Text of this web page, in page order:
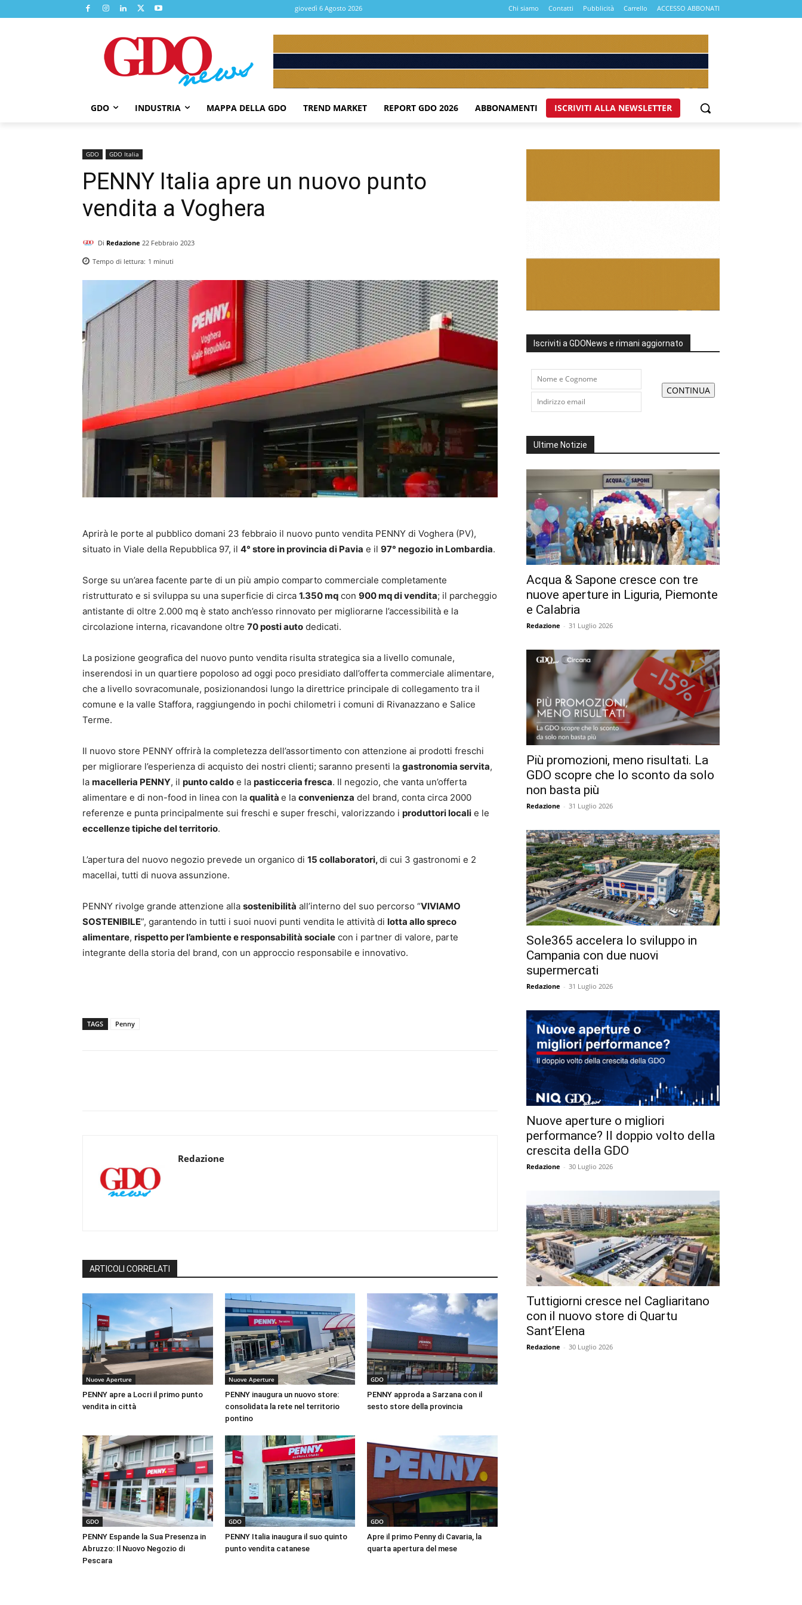
giovedì 6 Agosto 2026 Chi siamo Contatti Pubblicità Carrello ACCESSO ABBONATI
GDO INDUSTRIA MAPPA DELLA GDO TREND MARKET REPORT GDO 2026 ABBONAMENTI ISCRIVITI ALLA NEWSLETTER
GDO GDO Italia
PENNY Italia apre un nuovo punto
vendita a Voghera
Di Redazione 22 Febbraio 2023
Tempo di lettura: 1 minuti
Aprirà le porte al pubblico domani 23 febbraio il nuovo punto vendita PENNY di Voghera (PV),
situato in Viale della Repubblica 97, il 4° store in provincia di Pavia e il 97° negozio in Lombardia.
Sorge su un’area facente parte di un più ampio comparto commerciale completamente
ristrutturato e si sviluppa su una superficie di circa 1.350 mq con 900 mq di vendita; il parcheggio
antistante di oltre 2.000 mq è stato anch’esso rinnovato per migliorarne l’accessibilità e la
circolazione interna, ricavandone oltre 70 posti auto dedicati.
La posizione geografica del nuovo punto vendita risulta strategica sia a livello comunale,
inserendosi in un quartiere popoloso ad oggi poco presidiato dall’offerta commerciale alimentare,
che a livello sovracomunale, posizionandosi lungo la direttrice principale di collegamento tra il
comune e la valle Staffora, raggiungendo in pochi chilometri i comuni di Rivanazzano e Salice
Terme.
Il nuovo store PENNY offrirà la completezza dell’assortimento con attenzione ai prodotti freschi
per migliorare l’esperienza di acquisto dei nostri clienti; saranno presenti la gastronomia servita,
la macelleria PENNY, il punto caldo e la pasticceria fresca. Il negozio, che vanta un’offerta
alimentare e di non-food in linea con la qualità e la convenienza del brand, conta circa 2000
referenze e punta principalmente sui freschi e super freschi, valorizzando i produttori locali e le
eccellenze tipiche del territorio.
L’apertura del nuovo negozio prevede un organico di 15 collaboratori,di cui 3 gastronomi e 2
macellai, tutti di nuova assunzione.
PENNY rivolge grande attenzione alla sostenibilità all’interno del suo percorso “VIVIAMO
SOSTENIBILE”, garantendo in tutti i suoi nuovi punti vendita le attività di lotta allo spreco
alimentare, rispetto per l’ambiente e responsabilità sociale con i partner di valore, parte
integrante della storia del brand, con un approccio responsabile e innovativo.
TAGS Penny
Redazione
ARTICOLI CORRELATI
Nuove Aperture
PENNY apre a Locri il primo punto
vendita in città
Nuove Aperture
PENNY inaugura un nuovo store:
consolidata la rete nel territorio
pontino
GDO
PENNY approda a Sarzana con il
sesto store della provincia
GDO
PENNY Espande la Sua Presenza in
Abruzzo: Il Nuovo Negozio di
Pescara
GDO
PENNY Italia inaugura il suo quinto
punto vendita catanese
GDO
Apre il primo Penny di Cavaria, la
quarta apertura del mese
Iscriviti a GDONews e rimani aggiornato
Ultime Notizie
Acqua & Sapone cresce con tre
nuove aperture in Liguria, Piemonte
e Calabria
Redazione - 31 Luglio 2026
Più promozioni, meno risultati. La
GDO scopre che lo sconto da solo
non basta più
Redazione - 31 Luglio 2026
Sole365 accelera lo sviluppo in
Campania con due nuovi
supermercati
Redazione - 31 Luglio 2026
Nuove aperture o migliori
performance? Il doppio volto della
crescita della GDO
Redazione - 30 Luglio 2026
Tuttigiorni cresce nel Cagliaritano
con il nuovo store di Quartu
Sant’Elena
Redazione - 30 Luglio 2026